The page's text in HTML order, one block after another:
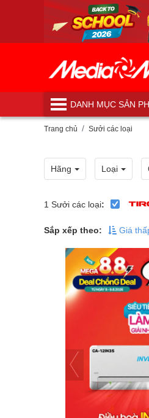
DANH MỤCSẢN
Trang chủ Sưởi các loại
Hãng Loại
1 Sưởi các loại:
Sắp xếp theo: Giá